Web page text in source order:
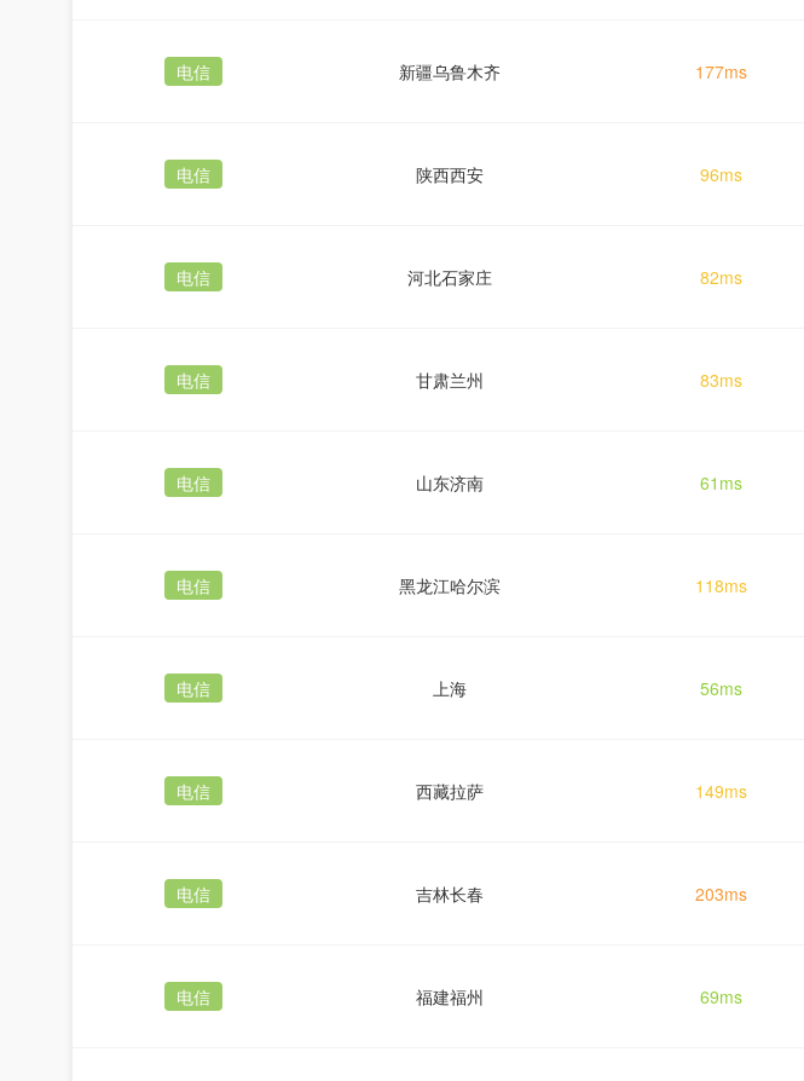
电信 新疆乌鲁木齐 177ms
电信 陕西西安 96ms
电信 河北石家庄 82ms
电信 甘肃兰州 83ms
电信 山东济南 61ms
电信 黑龙江哈尔滨 118ms
电信 上海 56ms
电信 西藏拉萨 149ms
电信 吉林长春 203ms
电信 福建福州 69ms